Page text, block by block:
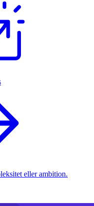
eller ambition.